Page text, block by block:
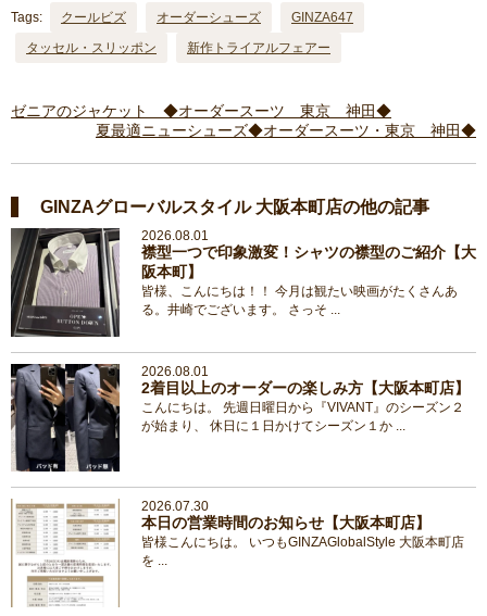
Tags: クールビズ オーダーシューズ
GINZA647
タッセル・スリッポン
新作トライアルフェアー
ゼニアのジャケット ◆オーダースーツ 東京 神田◆
夏最適ニューシューズ◆オーダースーツ・東京 神田◆
GINZAグローバルスタイル 大阪本町店の他の記事
2026.08.01
襟型一つで印象激変！シャツの襟型のご紹介【大
阪本町】
皆様、こんにちは！！ 今月は観たい映画がたくさんあ
る。井崎でございます。 さっそ ...
2026.08.01
2着目以上のオーダーの楽しみ方【大阪本町店】
こんにちは。 先週日曜日から『VIVANT』のシーズン２
が始まり、 休日に１日かけてシーズン１か ...
2026.07.30
本日の営業時間のお知らせ【大阪本町店】
皆様こんにちは。 いつもGINZAGlobalStyle 大阪本町店
を ...